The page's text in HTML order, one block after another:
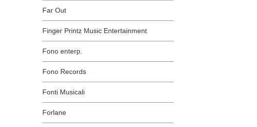
Far Out
Finger Printz Music Entertainment
Fono enterp.
Fono Records
Fonti Musicali
Forlane